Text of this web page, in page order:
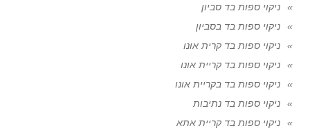
ניקוי ספות בד סביון
ניקוי ספות בד בסביון
ניקוי ספות בד קרית אונו
ניקוי ספות בד קריית אונו
ניקוי ספות בד בקריית אונו
ניקוי ספות בד נתיבות
ניקוי ספות בד קריית אתא